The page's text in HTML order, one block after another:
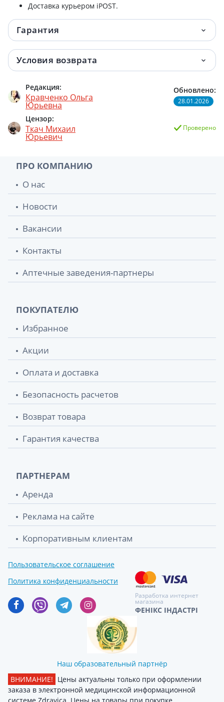
Доставка курьером iPOST.
Гарантия
Условия возврата
Редакция:
Кравченко Ольга
Юрьевна
Цензор:
Ткач Михаил
Юрьевич
Обновлено:
28.01.2026
Проверено
ПРО КОМПАНИЮ
О нас
Новости
Вакансии
Контакты
Аптечные заведения-партнеры
ПОКУПАТЕЛЮ
Избранное
Акции
Оплата и доставка
Безопасность расчетов
Возврат товара
Гарантия качества
ПАРТНЕРАМ
Аренда
Реклама на сайте
Корпоративным клиентам
Пользовательское соглашение
Политика конфиденциальности
Разработка интернет
магазина
ФЕНІКС ІНДАСТРІ
Наш образовательный партнёр
ВНИМАНИЕ! Цены актуальны только при оформлении
заказа в электронной медицинской информационной